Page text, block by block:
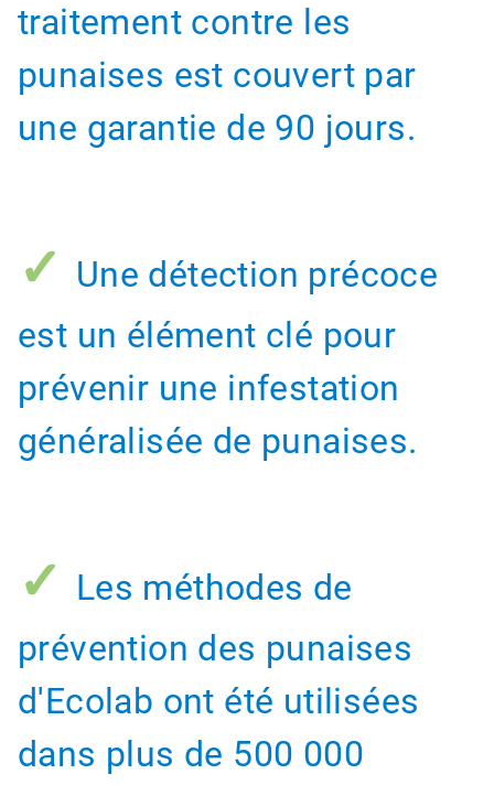
traitement contre les
punaises est couvert par
une garantie de 90 jours.
✓ Une détection précoce
est un élément clé pour
prévenir une infestation
généralisée de punaises.
✓ Les méthodes de
prévention des punaises
d'Ecolab ont été utilisées
dans plus de 500 000